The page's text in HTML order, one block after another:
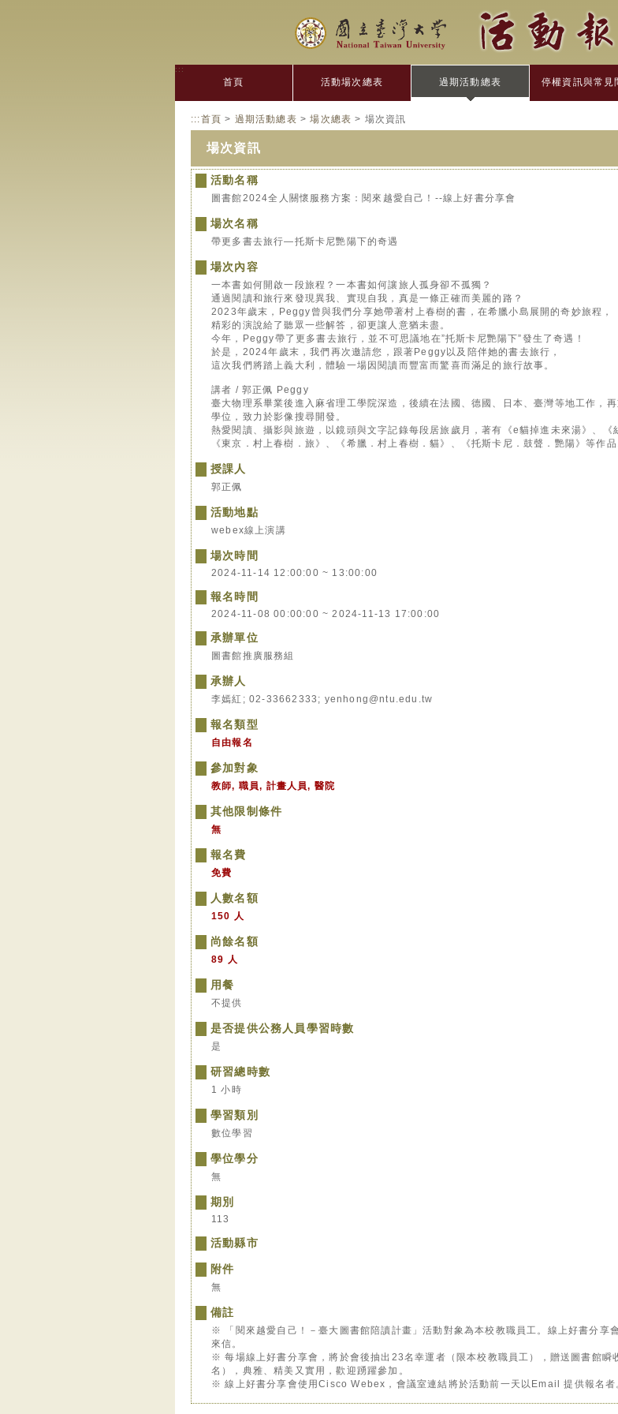
:::
首頁 活動場次總表 過期活動總表 停權資訊與常見
:::首頁 > 過期活動總表 >場次總表 > 場次資訊
場次資訊
活動名稱
圖書館2024全人關懷服務方案：閱來越愛自己！--線上好書分享會
場次名稱
帶更多書去旅行—托斯卡尼艷陽下的奇遇
場次內容
一本書如何開啟一段旅程？一本書如何讓旅人孤身卻不孤獨？
通過閱讀和旅行來發現異我、實現自我，真是一條正確而美麗的路？
2023年歲末，Peggy曾與我們分享她帶著村上春樹的書，在希臘小島展開的奇妙旅程，
精彩的演說給了聽眾一些解答，卻更讓人意猶未盡。
今年，Peggy帶了更多書去旅行，並不可思議地在”托斯卡尼艷陽下”發生了奇遇！
於是，2024年歲末，我們再次邀請您，跟著Peggy以及陪伴她的書去旅行，
這次我們將踏上義大利，體驗一場因閱讀而豐富而驚喜而滿足的旅行故事。
講者 / 郭正佩 Peggy
臺大物理系畢業後進入麻省理工學院深造，後續在法國、德國、日本、臺灣等地工作，
學位，致力於影像搜尋開發。
熱愛閱讀、攝影與旅遊，以鏡頭與文字記錄每段居旅歲月，著有《e貓掉進未來湯》、《
《東京．村上春樹．旅》、《希臘．村上春樹．貓》、《托斯卡尼．鼓聲．艷陽》等作品
授課人
郭正佩
活動地點
webex線上演講
場次時間
2024-11-14 12:00:00 ~ 13:00:00
報名時間
2024-11-08 00:00:00 ~ 2024-11-13 17:00:00
承辦單位
圖書館推廣服務組
承辦人
李嫣紅; 02-33662333; yenhong@ntu.edu.tw
報名類型
自由報名
參加對象
教師, 職員, 計畫人員, 醫院
其他限制條件
無
報名費
免費
人數名額
150 人
尚餘名額
89 人
用餐
不提供
是否提供公務人員學習時數
是
研習總時數
1 小時
學習類別
數位學習
學位學分
無
期別
113
活動縣市
附件
無
備註
※ 「閱來越愛自己！－臺大圖書館陪讀計畫」活動對象為本校教職員工。線上好書分享
來信。
※ 每場線上好書分享會，將於會後抽出23名幸運者（限本校教職員工），贈送圖書館
名），典雅、精美又實用，歡迎踴躍參加。
※ 線上好書分享會使用Cisco Webex，會議室連結將於活動前一天以Email 提供報名者